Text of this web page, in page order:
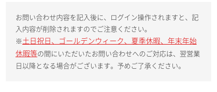
お問い合わせ内容を記入後に、ログイン操作されますと、記
入内容が削除されますのでご注意ください。
※ 土日祝日、ゴールデンウィーク、夏季休暇、年末年始
休暇等の間にいただいたお問い合わせへのご対応は、翌営業
日以降となる場合がございます。予めご了承ください。